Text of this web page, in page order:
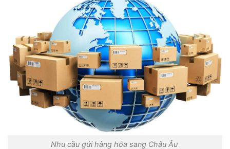
Nhu cầu gửi hàng hóa sang Châu Âu